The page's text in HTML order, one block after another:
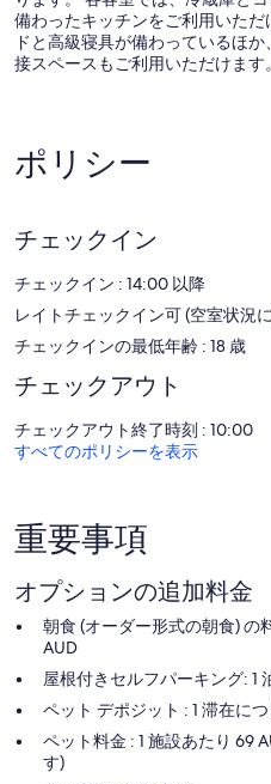
備わったキッチンをご利用いた
ドと高級寝具が備わっているほ
接スペースもご利用いただけます。
飾とインテリアの客室には独立
ートップマットレスのベッドには
電子レンジ、独立したダイニング
ます。 バスルームにはシャワー
ゴールド コーストにあるこのア
WiFi をご利用いただけます。ビ
デスクと電話があり、市内および
けます (制限事項が適用される場
は毎日行われます。このほかリク
設備には低刺激性寝具もあります。
アパートスタイルホテルでは屋外
ネスクラブ (スタッフ常駐)などの
となる場合もあります。
ポリシー
チェックイン
チェックイン : 14:00 以降
レイトチェックイン可 (空室状況
チェックインの最低年齢 : 18 歳
チェックアウト
チェックアウト終了時刻 : 10:00
すべてのポリシーを表示
重要事項
オプションの追加料金
朝食 (オーダー形式の朝食) の
AUD
屋根付きセルフパーキング: 1
ペット デポジット : 1 滞在に
ペット料金 : 1 施設あたり 69
す)